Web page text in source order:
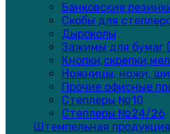
Банковские
Скобы для
Дыроколы
Зажимы для бумаг
Ножницы, ножи,
Прочие офисные
Степлеры №10
Степлеры №24/26
Штемпельная продукция